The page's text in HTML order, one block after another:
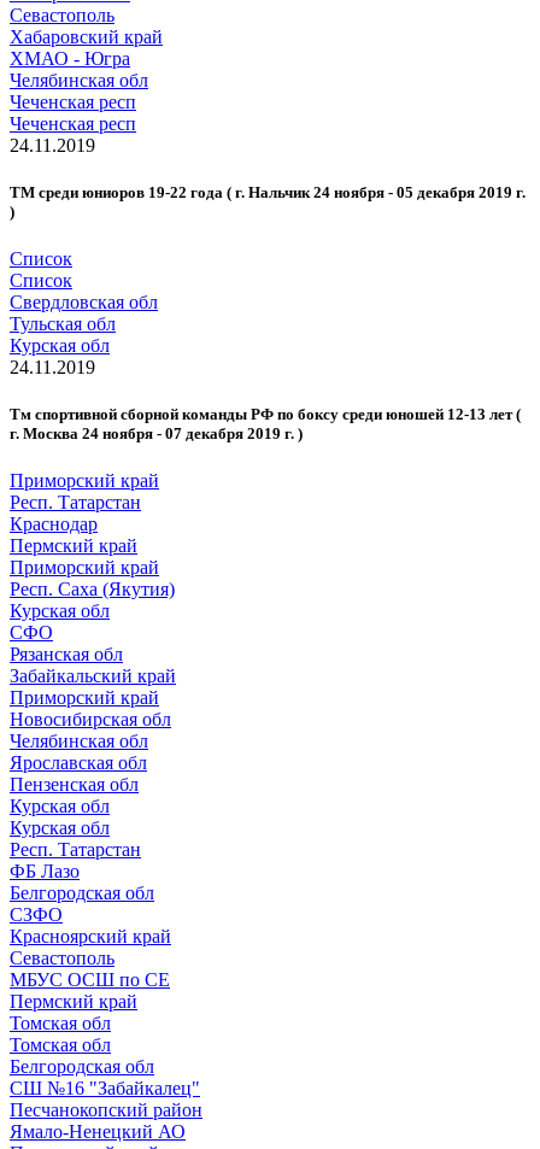
Севастополь
Хабаровский край
ХМАО - Югра
Челябинская обл
Чеченская респ
Чеченская респ
24.11.2019
ТМ среди юниоров 19-22 года ( г. Нальчик 24 ноября - 05 декабря 2019 г.
)
Список
Список
Свердловская обл
Тульская обл
Курская обл
24.11.2019
Тм спортивной сборной команды РФ по боксу среди юношей 12-13 лет (
г. Москва 24 ноября - 07 декабря 2019 г. )
Приморский край
Респ. Татарстан
Краснодар
Пермский край
Приморский край
Респ. Саха (Якутия)
Курская обл
СФО
Рязанская обл
Забайкальский край
Приморский край
Новосибирская обл
Челябинская обл
Ярославская обл
Пензенская обл
Курская обл
Курская обл
Респ. Татарстан
ФБ Лазо
Белгородская обл
СЗФО
Красноярский край
Севастополь
МБУС ОСШ по СЕ
Пермский край
Томская обл
Томская обл
Белгородская обл
СШ №16 "Забайкалец"
Песчанокопский район
Ямало-Ненецкий АО